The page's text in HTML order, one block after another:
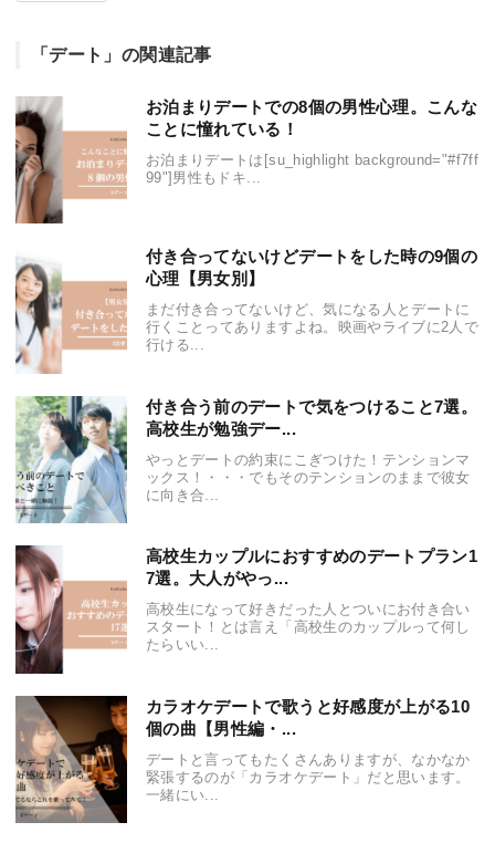
「デート」の関連記事
お泊まりデートでの8個の男性心理。こんな
ことに憧れている！
お泊まりデートは[su_highlight background="#f7ff
99"]男性もドキ...
付き合ってないけどデートをした時の9個の
心理【男女別】
まだ付き合ってないけど、気になる人とデートに
行くことってありますよね。映画やライブに2人で
行ける...
付き合う前のデートで気をつけること7選。
高校生が勉強デー...
やっとデートの約束にこぎつけた！テンションマ
ックス！・・・でもそのテンションのままで彼女
に向き合...
高校生カップルにおすすめのデートプラン1
7選。大人がやっ...
高校生になって好きだった人とついにお付き合い
スタート！とは言え「高校生のカップルって何し
たらいい...
カラオケデートで歌うと好感度が上がる10
個の曲【男性編・...
デートと言ってもたくさんありますが、なかなか
緊張するのが「カラオケデート」だと思います。
一緒にい...